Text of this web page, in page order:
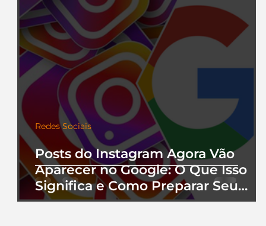
Posts do Instagram Agora Vão
Aparecer no Google: O Que Isso
Significa e Como Preparar Seu
Perfil
Redes Sociais